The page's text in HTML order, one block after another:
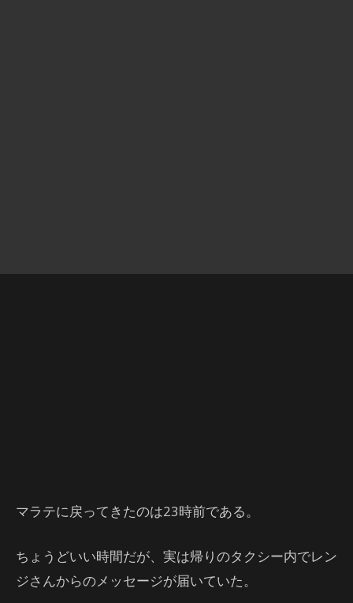
マラテに戻ってきたのは23時前である。
ちょうどいい時間だが、実は帰りのタクシー内でレン
ジさんからのメッセージが届いていた。